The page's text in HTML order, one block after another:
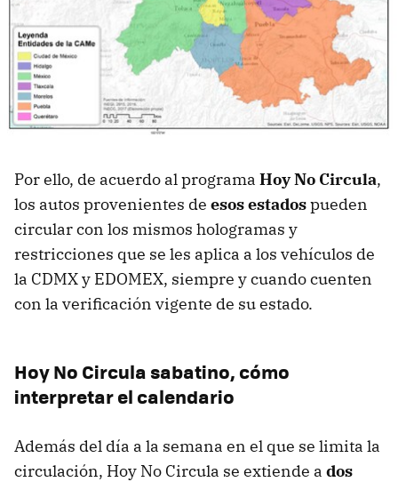
Por ello, de acuerdo al programa Hoy No Circula,
los autos provenientes de esos estadospueden
circular con los mismos hologramas y
restricciones que se les aplica a los vehículos de
la CDMX y EDOMEX, siempre y cuando cuenten
con la verificación vigente de su estado.
Hoy No Circula sabatino, cómo
interpretar el calendario
Además del día a la semana en el que se limita la
circulación, Hoy No Circula se extiende a dos